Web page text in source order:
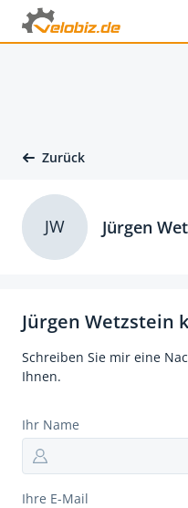
Zurück
Jürgen Wetzstein
Schreiben Sie mir eine
Ihnen.
Ihr Name
Ihre E-Mail
JW Jürgen